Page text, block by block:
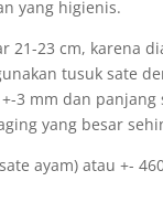
yang higienis.
23 cm, karena
tusuk sate
3 mm dan
yang besar
ayam) atau +-